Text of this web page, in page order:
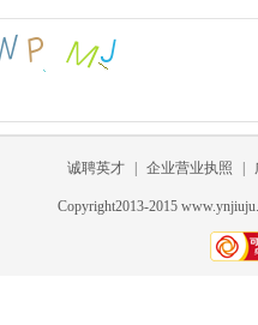
诚聘英才 企业营业执照
Copyright2013-2015